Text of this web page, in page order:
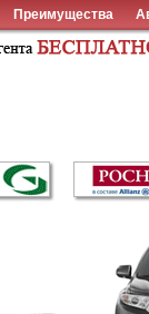
Преимущества